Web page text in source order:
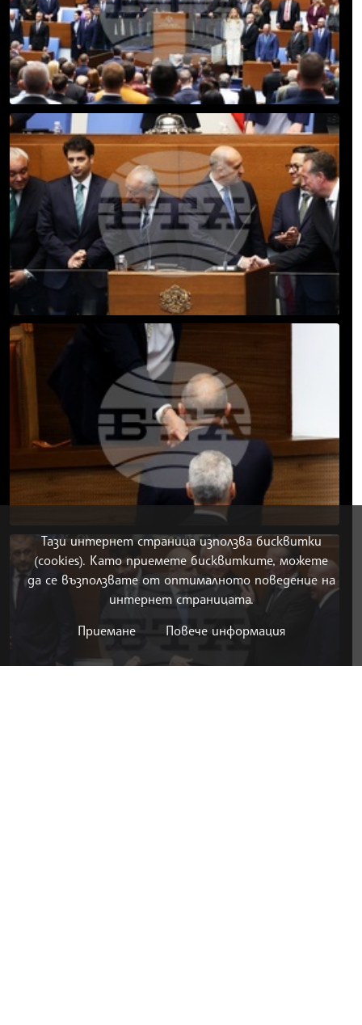
Тази интернет страница използва бисквитки
(cookies). Като приемете бисквитките, можете
да се възползвате от оптималното поведение на
интернет страницата.
Приемане
Повече информация